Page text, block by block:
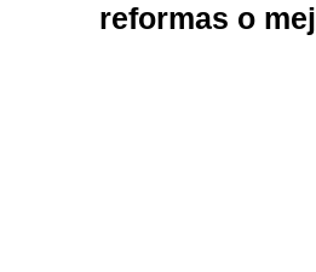
reformas o